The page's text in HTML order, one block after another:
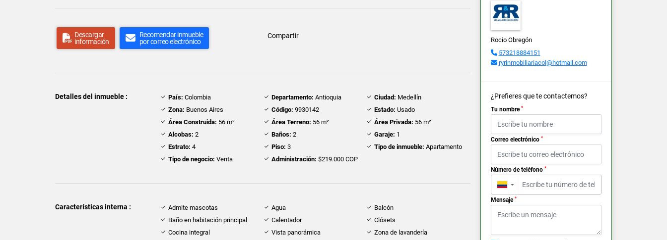
Descargar
información
Recomendar inmueble
por correo electrónico
Compartir
Detalles del inmueble : País: Colombia Departamento: Antioquia Ciudad: Medellín
Zona: Buenos Aires Código: 9930142 Estado: Usado
Área Construida: 56 m² Área Terreno: 56 m² Área Privada: 56 m²
Alcobas: 2 Baños: 2 Garaje: 1
Estrato: 4 Piso: 3 Tipo de inmueble: Apartamento
Tipo de negocio: Venta Administración: $219.000 COP
Características interna : Admite mascotas Agua
Balcón
Baño en habitación principal
Calentador
Clósets
Cocina integral
Vista panorámica
Zona de lavandería
Rocio Obregón
573218884151
ryrinmobiliariacol@hotmail.com
¿Prefieres que te contactemos?
Tu nombre *
Correo electrónico *
Número de teléfono *
▼
Mensaje *